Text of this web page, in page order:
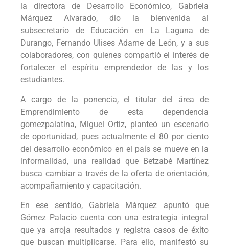
la directora de Desarrollo Económico, Gabriela
Márquez Alvarado, dio la bienvenida al
subsecretario de Educación en La Laguna de
Durango, Fernando Ulises Adame de León, y a sus
colaboradores, con quienes compartió el interés de
fortalecer el espíritu emprendedor de las y los
estudiantes.
A cargo de la ponencia, el titular del área de
Emprendimiento de esta dependencia
gomezpalatina, Miguel Ortiz, planteó un escenario
de oportunidad, pues actualmente el 80 por ciento
del desarrollo económico en el país se mueve en la
informalidad, una realidad que Betzabé Martínez
busca cambiar a través de la oferta de orientación,
acompañamiento y capacitación.
En ese sentido, Gabriela Márquez apuntó que
Gómez Palacio cuenta con una estrategia integral
que ya arroja resultados y registra casos de éxito
que buscan multiplicarse. Para ello, manifestó su